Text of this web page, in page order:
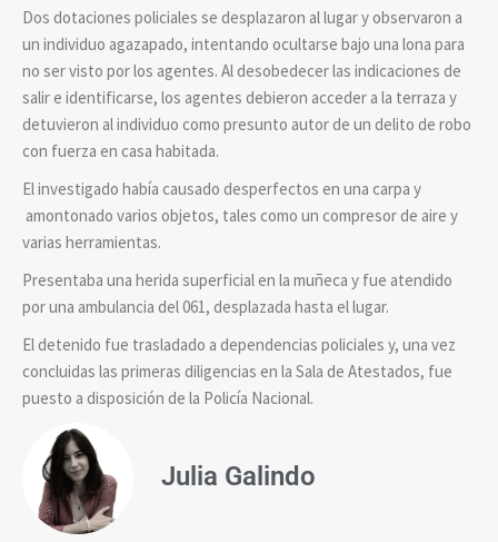
Dos dotaciones policiales se desplazaron al lugar y observaron a
un individuo agazapado, intentando ocultarse bajo una lona para
no ser visto por los agentes. Al desobedecer las indicaciones de
salir e identificarse, los agentes debieron acceder a la terraza y
detuvieron al individuo como presunto autor de un delito de robo
con fuerza en casa habitada.
El investigado había causado desperfectos en una carpa y
amontonado varios objetos, tales como un compresor de aire y
varias herramientas.
Presentaba una herida superficial en la muñeca y fue atendido
por una ambulancia del 061, desplazada hasta el lugar.
El detenido fue trasladado a dependencias policiales y, una vez
concluidas las primeras diligencias en la Sala de Atestados, fue
puesto a disposición de la Policía Nacional.
Julia Galindo